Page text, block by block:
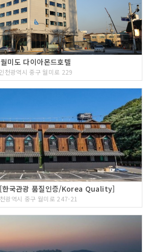
월미도 다이아몬드호텔
천광역시 중구 월미로 229
한국관광 품질인증/Korea Quality]
광역시 중구 월미로 247-21